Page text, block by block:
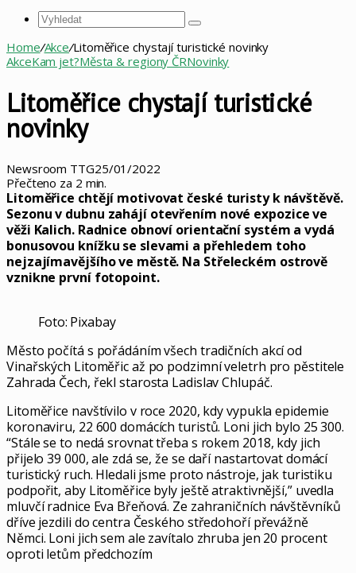
Vyhledat
Home/Akce/Litoměřice chystají turistické novinky
AkceKam jet?Města & regiony ČRNovinky
Litoměřice chystají turistické
novinky
Newsroom TTG25/01/2022
Přečteno za 2 min.
Litoměřice chtějí motivovat české turisty k návštěvě.
Sezonu v dubnu zahájí otevřením nové expozice ve
věži Kalich. Radnice obnoví orientační systém a vydá
bonusovou knížku se slevami a přehledem toho
nejzajímavějšího ve městě. Na Střeleckém ostrově
vznikne první fotopoint.
Foto: Pixabay
Město počítá s pořádáním všech tradičních akcí od
Vinařských Litoměřic až po podzimní veletrh pro pěstitele
Zahrada Čech, řekl starosta Ladislav Chlupáč.
Litoměřice navštívilo v roce 2020, kdy vypukla epidemie
koronaviru, 22 600 domácích turistů. Loni jich bylo 25 300.
“Stále se to nedá srovnat třeba s rokem 2018, kdy jich
přijelo 39 000, ale zdá se, že se daří nastartovat domácí
turistický ruch. Hledali jsme proto nástroje, jak turistiku
podpořit, aby Litoměřice byly ještě atraktivnější,” uvedla
mluvčí radnice Eva Břeňová. Ze zahraničních návštěvníků
dříve jezdili do centra Českého středohoří převážně
Němci. Loni jich sem ale zavítalo zhruba jen 20 procent
oproti letům předchozím